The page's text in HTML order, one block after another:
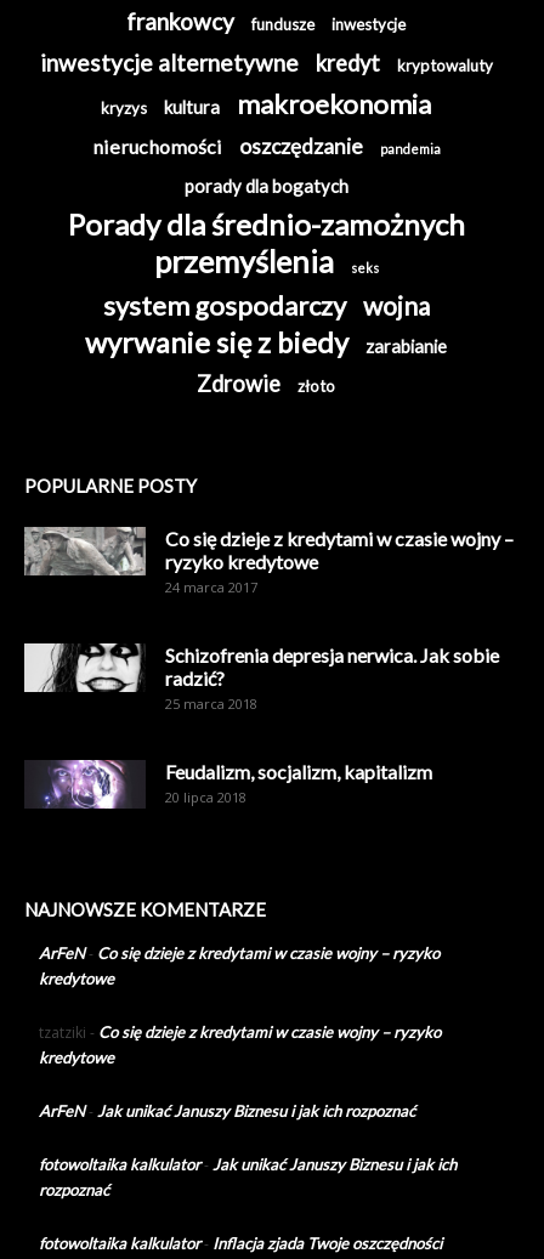
frankowcy fundusze inwestycje
inwestycje alternetywne kredyt kryptowaluty
kryzys kultura makroekonomia
nieruchomości oszczędzanie pandemia
porady dla bogatych
Porady dla średnio-zamożnych
przemyślenia seks
system gospodarczy wojna
wyrwanie się z biedy zarabianie
Zdrowie złoto
POPULARNE POSTY
Co się dzieje z kredytami w czasie wojny –
ryzyko kredytowe
24 marca 2017
Schizofrenia depresja nerwica. Jak sobie
radzić?
25 marca 2018
Feudalizm, socjalizm, kapitalizm
20 lipca 2018
NAJNOWSZE KOMENTARZE
ArFeN- Co się dzieje z kredytami w czasie wojny – ryzyko
kredytowe
tzatziki - Co się dzieje z kredytami w czasie wojny – ryzyko
kredytowe
ArFeN- Jak unikać Januszy Biznesu i jak ich rozpoznać
fotowoltaika kalkulator- Jak unikać Januszy Biznesu i jak ich
rozpoznać
fotowoltaika kalkulator- Inflacja zjada Twoje oszczędności